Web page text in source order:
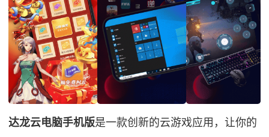
达龙云电脑手机版是一款创新的云游戏应用，让你的